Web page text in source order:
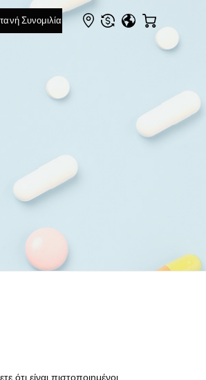
είναι πιστοποιημένοι